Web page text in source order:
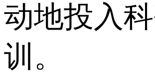
动地投入
训。